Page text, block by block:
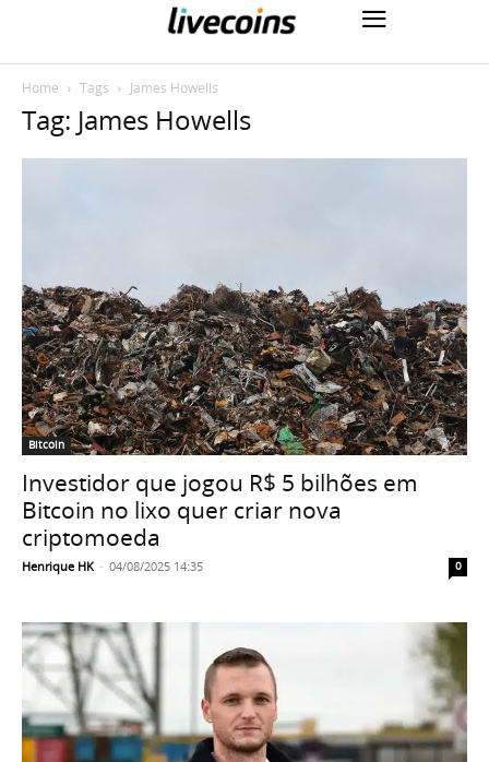
Home Tags James Howells
Tag: James Howells
Bitcoin
Investidor que jogou R$ 5 bilhões em
Bitcoin no lixo quer criar nova
criptomoeda
Henrique HK - 04/08/2025 14:35 0